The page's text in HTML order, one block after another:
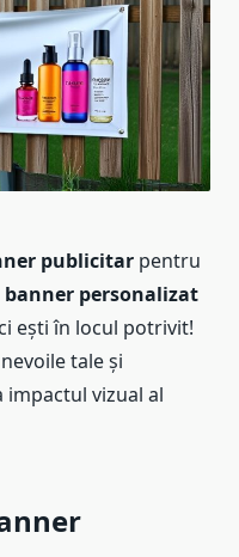
publicitar pentru
banner personalizat
ești în locul potrivit!
tale și
vizual al